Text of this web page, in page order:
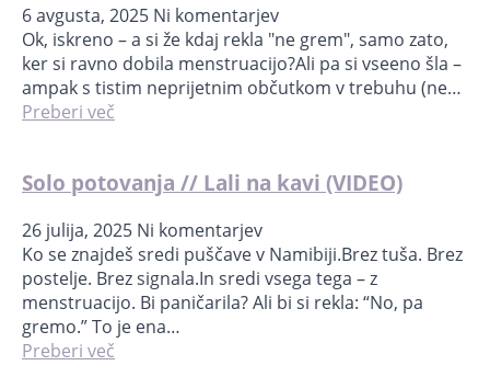
6 avgusta, 2025 Ni komentarjev
Ok, iskreno – a si že kdaj rekla "ne grem", samo zato,
ker si ravno dobila menstruacijo?Ali pa si vseeno šla –
ampak s tistim neprijetnim občutkom v trebuhu (ne…
Preberi več
Solo potovanja // Lali na kavi (VIDEO)
26 julija, 2025 Ni komentarjev
Ko se znajdeš sredi puščave v Namibiji.Brez tuša. Brez
postelje. Brez signala.In sredi vsega tega – z
menstruacijo. Bi paničarila? Ali bi si rekla: “No, pa
gremo.” To je ena…
Preberi več